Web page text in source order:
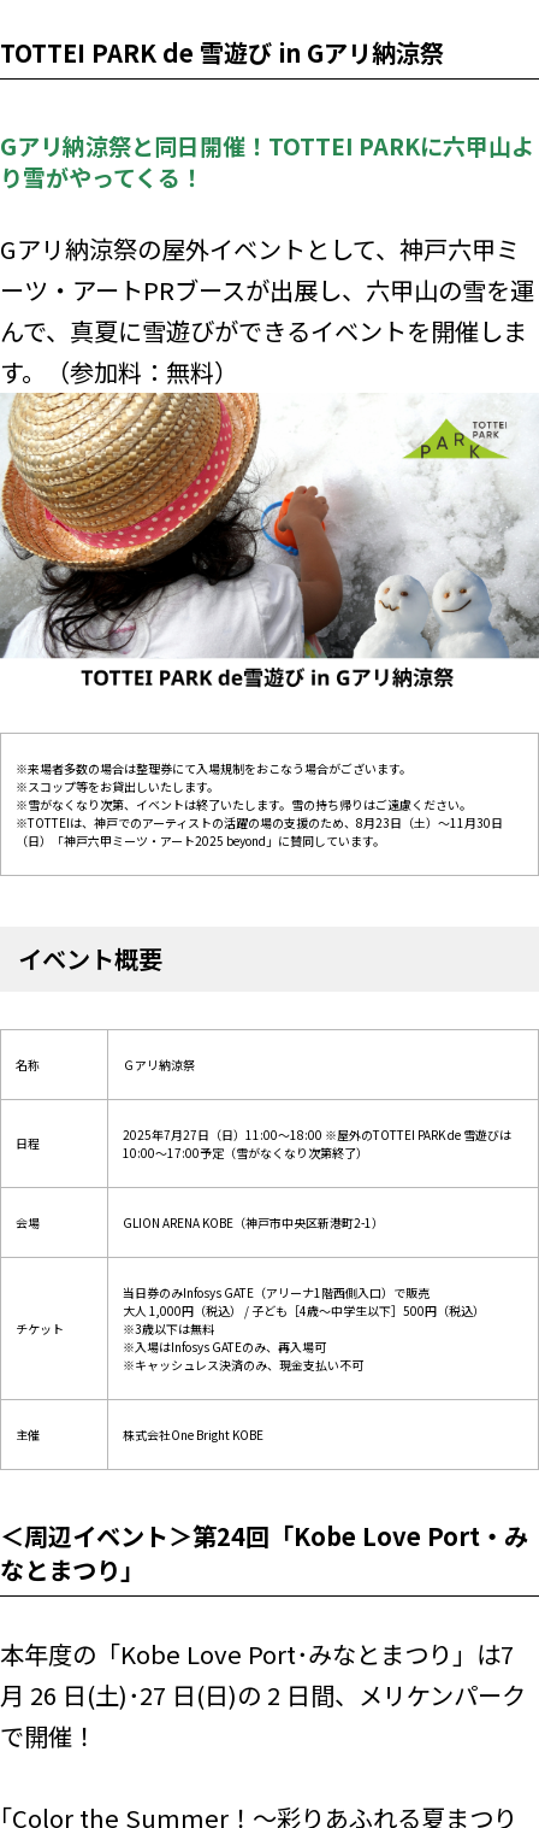
TOTTEI PARK de 雪遊び in Gアリ納涼祭
Gアリ納涼祭と同日開催！TOTTEI PARKに六甲山よ
り雪がやってくる！
Gアリ納涼祭の屋外イベントとして、神戸六甲ミ
ーツ・アートPRブースが出展し、六甲山の雪を運
んで、真夏に雪遊びができるイベントを開催しま
す。（参加料：無料）
※来場者多数の場合は整理券にて入場規制をおこなう場合がございます。
※スコップ等をお貸出しいたします。
※雪がなくなり次第、イベントは終了いたします。雪の持ち帰りはご遠慮ください。
※TOTTEIは、神戸でのアーティストの活躍の場の支援のため、8月23日（土）～11月30日
（日）「神戸六甲ミーツ・アート2025 beyond」に賛同しています。
イベント概要
名称 Ｇアリ納涼祭
日程
2025年7月27日（日）11:00～18:00 ※屋外のTOTTEI PARK de 雪遊びは
10:00～17:00予定（雪がなくなり次第終了）
会場 GLION ARENA KOBE（神戸市中央区新港町2-1）
チケット
当日券のみInfosys GATE（アリーナ1階西側入口）で販売
大人 1,000円（税込） / 子ども［4歳～中学生以下］500円（税込）
※3歳以下は無料
※入場はInfosys GATEのみ、再入場可
※キャッシュレス決済のみ、現金支払い不可
主催 株式会社One Bright KOBE
＜周辺イベント＞第24回「Kobe Love Port・み
なとまつり」
本年度の「Kobe Love Port･みなとまつり」は7
月 26 日(土)･27 日(日)の 2 日間、メリケンパーク
で開催！
｢Color the Summer！～彩りあふれる夏まつり